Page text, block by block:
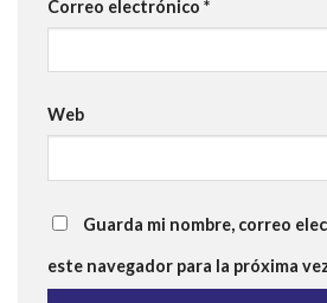
Correo electrónico *
Web
Guarda mi nombre, correo
este navegador para la próxima